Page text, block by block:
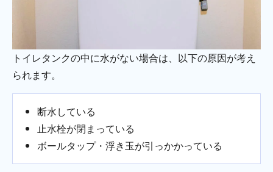
トイレタンクの中に水がない場合は、以下の原因が考え
られます。
断水している
止水栓が閉まっている
ボールタップ・浮き玉が引っかかっている